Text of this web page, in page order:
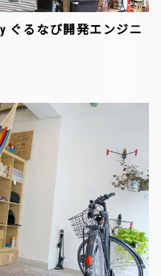
ぐるなび開発エンジニ